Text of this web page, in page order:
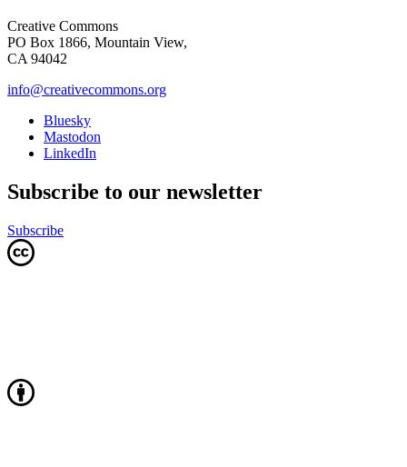
Creative Commons
PO Box 1866, Mountain View,
CA 94042
info@creativecommons.org
Bluesky
Mastodon
LinkedIn
Subscribe to our newsletter
Subscribe